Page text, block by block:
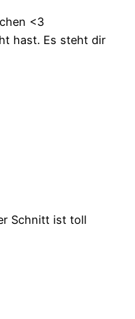
<3
hast. Es steht dir
Schnitt ist toll